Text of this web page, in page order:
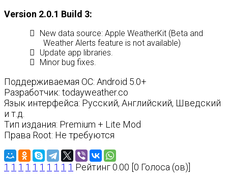
Version 2.0.1 Build 3:
New data source: Apple WeatherKit (Beta and
Weather Alerts feature is not available)
Update app libraries.
Minor bug fixes.
Поддерживаемая ОС: Android 5.0+
Разработчик: todayweather.co
Язык интерфейса: Русский, Английский, Шведский
и т.д.
Тип издания: Premium + Lite Mod
Права Root: Не требуются
1 1 1 1 1 1 1 1 1 1 Рейтинг 0.00 [0 Голоса (ов)]